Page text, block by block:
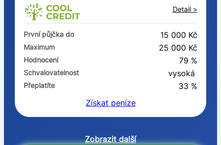
Detail >
První půjčka do 15 000 Kč
Maximum 25 000 Kč
Hodnocení 79 %
Schvalovatelnost vysoká
Přeplatíte
33 %
Získat peníze
Zobrazit další